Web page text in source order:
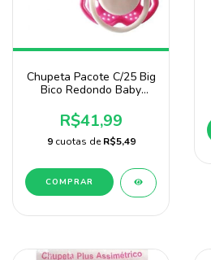
Chupeta Pacote C/25 Big
Bico Redondo Baby
R$41,99
9 cuotas deR$5,49
COMPRAR